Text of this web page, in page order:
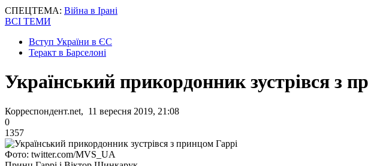
СПЕЦТЕМА: Війна в Ірані
ВСІ ТЕМИ
Вступ України в ЄС
Теракт в Барселоні
Український прикордонник зустрівся з
Корреспондент.net, 11 вересня 2019, 21:08
0
1357
Фото: twitter.com/MVS_UA